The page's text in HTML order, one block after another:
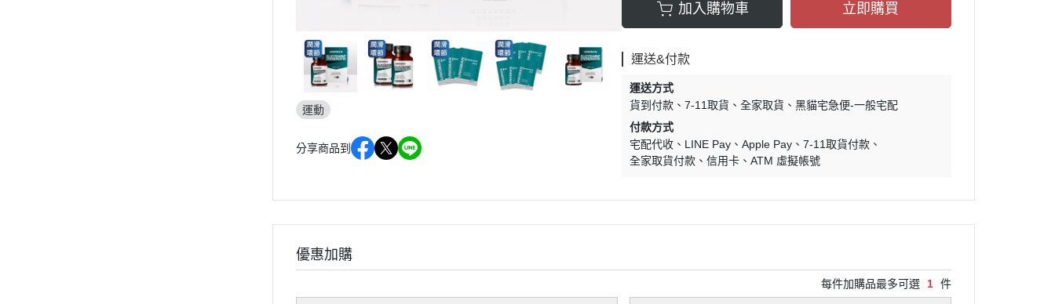
運動
分享商品到
加入購物車 立即購買
運送&付款
運送方式
貨到付款
7-11取貨 全家取貨
黑貓宅急便-一般宅配
付款方式
宅配代收
LINE Pay Apple Pay
7-11取貨付款
全家取貨付款
信用卡 ATM 虛擬帳號
優惠加購
每件加購品最多可選 1 件